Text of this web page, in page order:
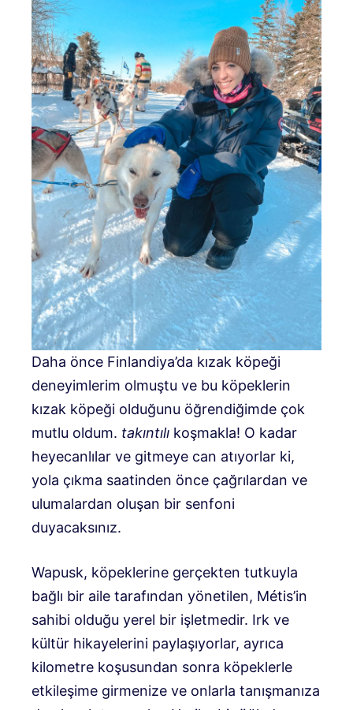
Daha önce Finlandiya’da kızak köpeği
deneyimlerim olmuştu ve bu köpeklerin
kızak köpeği olduğunu öğrendiğimde çok
mutlu oldum. takıntılı koşmakla! O kadar
heyecanlılar ve gitmeye can atıyorlar ki,
yola çıkma saatinden önce çağrılardan ve
ulumalardan oluşan bir senfoni
duyacaksınız.
Wapusk, köpeklerine gerçekten tutkuyla
bağlı bir aile tarafından yönetilen, Métis’in
sahibi olduğu yerel bir işletmedir. Irk ve
kültür hikayelerini paylaşıyorlar, ayrıca
kilometre koşusundan sonra köpeklerle
etkileşime girmenize ve onlarla tanışmanıza